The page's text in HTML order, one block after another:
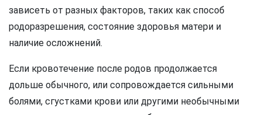
зависеть от разных факторов, таких как способ
родоразрешения, состояние здоровья матери и
наличие осложнений.
Если кровотечение после родов продолжается
дольше обычного, или сопровождается сильными
болями, сгустками крови или другими необычными